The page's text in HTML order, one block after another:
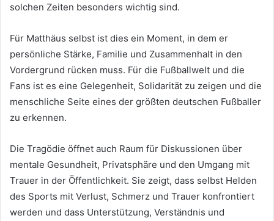
solchen Zeiten besonders wichtig sind.
Für Matthäus selbst ist dies ein Moment, in dem er
persönliche Stärke, Familie und Zusammenhalt in den
Vordergrund rücken muss. Für die Fußballwelt und die
Fans ist es eine Gelegenheit, Solidarität zu zeigen und die
menschliche Seite eines der größten deutschen Fußballer
zu erkennen.
Die Tragödie öffnet auch Raum für Diskussionen über
mentale Gesundheit, Privatsphäre und den Umgang mit
Trauer in der Öffentlichkeit. Sie zeigt, dass selbst Helden
des Sports mit Verlust, Schmerz und Trauer konfrontiert
werden und dass Unterstützung, Verständnis und